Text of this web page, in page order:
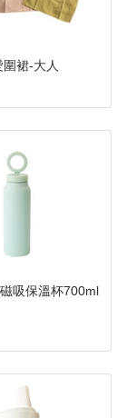
裙-大人
吸保溫杯700ml